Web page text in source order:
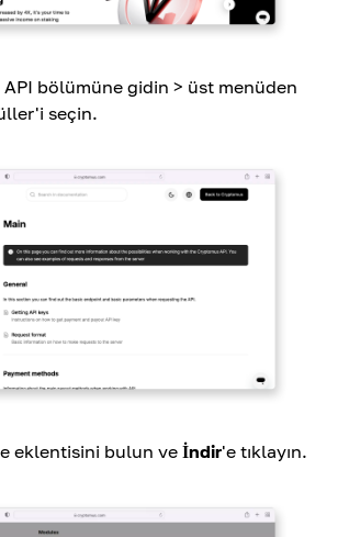
bölümüne gidin > üst menüden
seçin.
eklentisini bulun ve İndir'e tıklayın.